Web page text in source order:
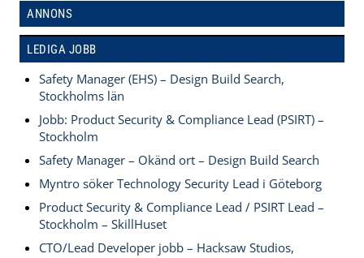
ANNONS
LEDIGA JOBB
Safety Manager (EHS) – Design Build Search,
Stockholms län
Jobb: Product Security & Compliance Lead (PSIRT) –
Stockholm
Safety Manager – Okänd ort – Design Build Search
Myntro söker Technology Security Lead i Göteborg
Product Security & Compliance Lead / PSIRT Lead –
Stockholm – SkillHuset
CTO/Lead Developer jobb – Hacksaw Studios,